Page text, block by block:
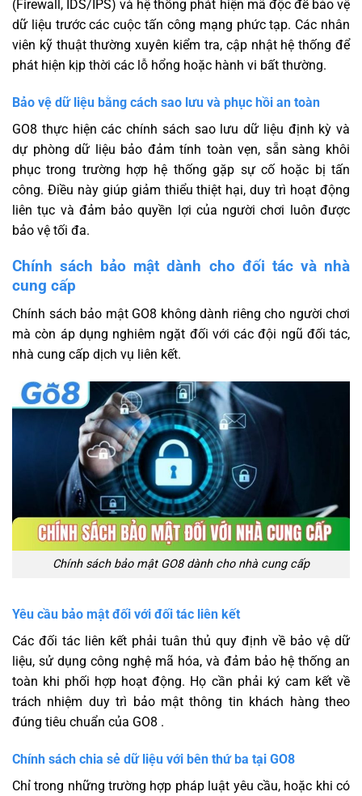
(Firewall, IDS/IPS) và hệ thống phát hiện mã độc để bảo vệ
dữ liệu trước các cuộc tấn công mạng phức tạp. Các nhân
viên kỹ thuật thường xuyên kiểm tra, cập nhật hệ thống để
phát hiện kịp thời các lỗ hổng hoặc hành vi bất thường.
Bảo vệ dữ liệu bằng cách sao lưu và phục hồi an toàn
GO8 thực hiện các chính sách sao lưu dữ liệu định kỳ và
dự phòng dữ liệu bảo đảm tính toàn vẹn, sẵn sàng khôi
phục trong trường hợp hệ thống gặp sự cố hoặc bị tấn
công. Điều này giúp giảm thiểu thiệt hại, duy trì hoạt động
liên tục và đảm bảo quyền lợi của người chơi luôn được
bảo vệ tối đa.
Chính sách bảo mật dành cho đối tác và nhà
cung cấp
Chính sách bảo mật GO8 không dành riêng cho người chơi
mà còn áp dụng nghiêm ngặt đối với các đội ngũ đối tác,
nhà cung cấp dịch vụ liên kết.
Chính sách bảo mật GO8 dành cho nhà cung cấp
Yêu cầu bảo mật đối với đối tác liên kết
Các đối tác liên kết phải tuân thủ quy định về bảo vệ dữ
liệu, sử dụng công nghệ mã hóa, và đảm bảo hệ thống an
toàn khi phối hợp hoạt động. Họ cần phải ký cam kết về
trách nhiệm duy trì bảo mật thông tin khách hàng theo
đúng tiêu chuẩn của GO8 .
Chính sách chia sẻ dữ liệu với bên thứ ba tại GO8
Chỉ trong những trường hợp pháp luật yêu cầu, hoặc khi có